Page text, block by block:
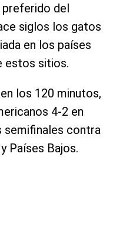
preferido del
siglos los gatos
en los países
estos sitios.
los 120 minutos,
4-2 en
semifinales contra
Países Bajos.